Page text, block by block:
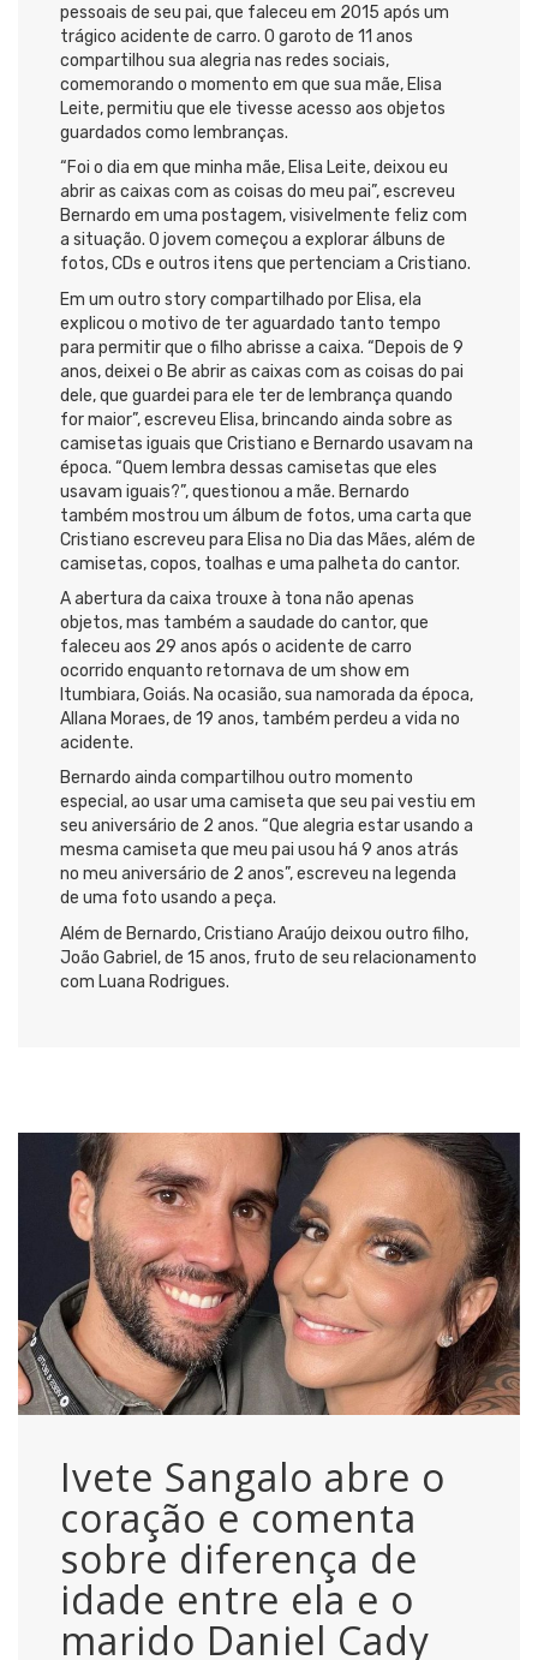
pessoais de seu pai, que faleceu em 2015 após um
trágico acidente de carro. O garoto de 11 anos
compartilhou sua alegria nas redes sociais,
comemorando o momento em que sua mãe, Elisa
Leite, permitiu que ele tivesse acesso aos objetos
guardados como lembranças.
“Foi o dia em que minha mãe, Elisa Leite, deixou eu
abrir as caixas com as coisas do meu pai”, escreveu
Bernardo em uma postagem, visivelmente feliz com
a situação. O jovem começou a explorar álbuns de
fotos, CDs e outros itens que pertenciam a Cristiano.
Em um outro story compartilhado por Elisa, ela
explicou o motivo de ter aguardado tanto tempo
para permitir que o filho abrisse a caixa. “Depois de 9
anos, deixei o Be abrir as caixas com as coisas do pai
dele, que guardei para ele ter de lembrança quando
for maior”, escreveu Elisa, brincando ainda sobre as
camisetas iguais que Cristiano e Bernardo usavam na
época. “Quem lembra dessas camisetas que eles
usavam iguais?”, questionou a mãe. Bernardo
também mostrou um álbum de fotos, uma carta que
Cristiano escreveu para Elisa no Dia das Mães, além de
camisetas, copos, toalhas e uma palheta do cantor.
A abertura da caixa trouxe à tona não apenas
objetos, mas também a saudade do cantor, que
faleceu aos 29 anos após o acidente de carro
ocorrido enquanto retornava de um show em
Itumbiara, Goiás. Na ocasião, sua namorada da época,
Allana Moraes, de 19 anos, também perdeu a vida no
acidente.
Bernardo ainda compartilhou outro momento
especial, ao usar uma camiseta que seu pai vestiu em
seu aniversário de 2 anos. “Que alegria estar usando a
mesma camiseta que meu pai usou há 9 anos atrás
no meu aniversário de 2 anos”, escreveu na legenda
de uma foto usando a peça.
Além de Bernardo, Cristiano Araújo deixou outro filho,
João Gabriel, de 15 anos, fruto de seu relacionamento
com Luana Rodrigues.
Ivete Sangalo abre o
coração e comenta
sobre diferença de
idade entre ela e o
marido Daniel Cady